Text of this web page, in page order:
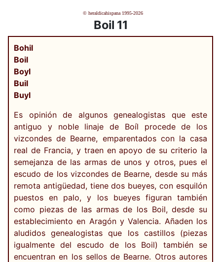
© heraldicahispana 1995-2026
Boil 11
Bohil
Boil
Boyl
Buil
Buyl
Es opinión de algunos genealogistas que este
antiguo y noble linaje de Boíl procede de los
vizcondes de Bearne, emparentados con la casa
real de Francia, y traen en apoyo de su criterio la
semejanza de las armas de unos y otros, pues el
escudo de los vizcondes de Bearne, desde su más
remota antigüedad, tiene dos bueyes, con esquilón
puestos en palo, y los bueyes figuran también
como piezas de las armas de los Boil, desde su
establecimiento en Aragón y Valencia. Añaden los
aludidos genealogistas que los castillos (piezas
igualmente del escudo de los Boil) también se
encuentran en los sellos de Bearne. Otros autores